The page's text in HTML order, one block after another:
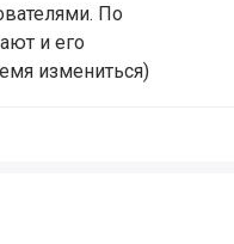
По
и его
измениться)